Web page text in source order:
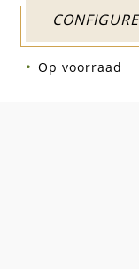
Op voorraad